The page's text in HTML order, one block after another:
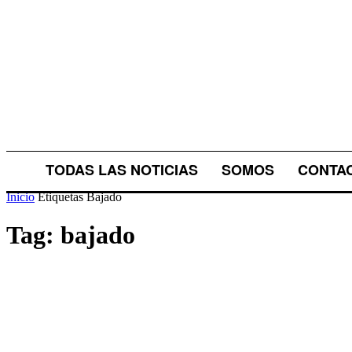
TODAS LAS NOTICIAS SOMOS
Inicio Etiquetas Bajado
Tag: bajado